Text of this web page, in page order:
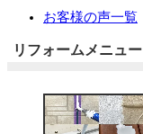
お客様の声一覧
リフォームメニュー